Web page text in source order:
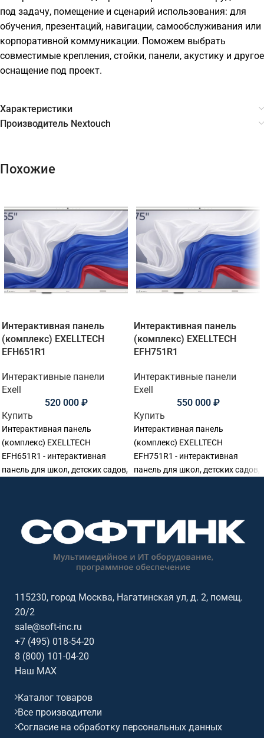
под задачу, помещение и сценарий использования: для
обучения, презентаций, навигации, самообслуживания или
корпоративной коммуникации. Поможем выбрать
совместимые крепления, стойки, панели, акустику и другое
оснащение под проект.
Характеристики
Производитель Nextouch
Похожие
Интерактивная панель
(комплекс) EXELLTECH
EFH651R1
Интерактивные панели
Exell
520 000 ₽
Купить
Интерактивная панель
(комплекс) EXELLTECH
EFH651R1 - интерактивная
панель для школ, детских садов,
диагональ: 65 дюймов,
разрешение: 3840x2160@60Гц
яркость: 500, ос /
Интерактивная панель
(комплекс) EXELLTECH
EFH751R1
Интерактивные панели
Exell
550 000 ₽
Купить
Интерактивная панель
(комплекс) EXELLTECH
EFH751R1 - интерактивная
панель для школ, детских садов,
диагональ: 75 дюймов,
разрешение: 3840x2160@60Гц
(16:9), сенсор: 40 касаний,
яркость: 500, ос /
115230, город Москва, Нагатинская ул, д. 2, помещ.
20/2
sale@soft-inc.ru
+7 (495) 018-54-20
8 (800) 101-04-20
Наш MAX
Каталог товаров
Все производители
Согласие на обработку персональных данных